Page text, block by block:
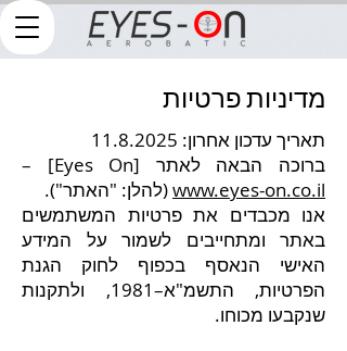
מדיניות פרטיות
תאריך עדכון אחרון: 11.8.2025
ברוכה הבאה לאתר [Eyes On] –
www.eyes-on.co.il(להלן: "האתר").
אנו מכבדים את פרטיות המשתמשים
באתר ומתחייבים לשמור על המידע
האישי הנאסף בכפוף לחוק הגנת
הפרטיות, התשמ"א–1981, ולתקנות
שנקבעו מכוחו.